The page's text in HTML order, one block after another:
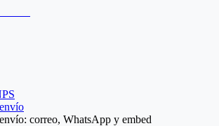
correo, WhatsApp y embed